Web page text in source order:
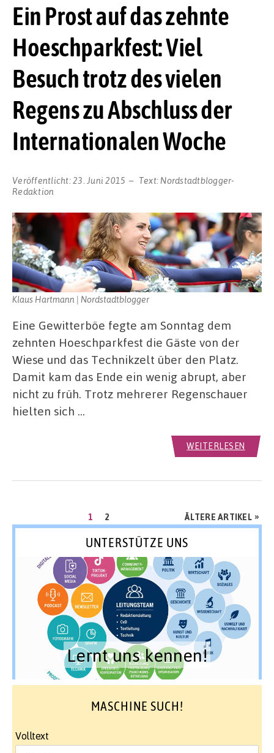
Ein Prost auf das zehnte
Hoeschparkfest: Viel
Besuch trotz des vielen
Regens zu Abschluss der
Internationalen Woche
Veröffentlicht:23. Juni 2015 Text: Nordstadtblogger-
Redaktion
Klaus Hartmann | Nordstadtblogger
Eine Gewitterböe fegte am Sonntag dem
zehnten Hoeschparkfest die Gäste von der
Wiese und das Technikzelt über den Platz.
Damit kam das Ende ein wenig abrupt, aber
nicht zu früh. Trotz mehrerer Regenschauer
hielten sich …
WEITERLESEN
Seitennummerierung
Beiträge
SEITE
1 SEITE
2 ÄLTERE ARTIKEL »
UNTERSTÜTZE UNS
Lernt uns kennen!
MASCHINE SUCH!
Volltext